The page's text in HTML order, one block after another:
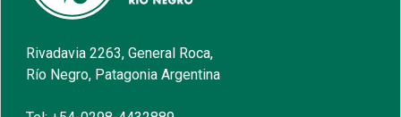
Rivadavia 2263, General Roca,
Río Negro, Patagonia Argentina